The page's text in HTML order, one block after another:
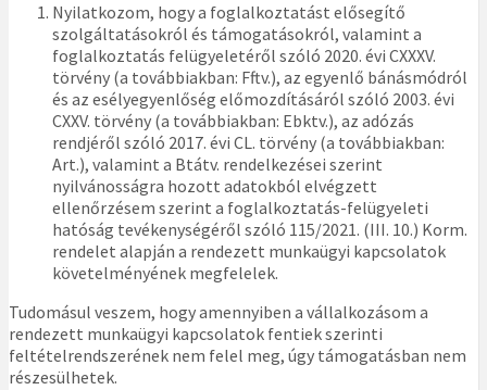
Nyilatkozom, hogy a foglalkoztatást elősegítő
szolgáltatásokról és támogatásokról, valamint a
foglalkoztatás felügyeletéről szóló 2020. évi CXXXV.
törvény (a továbbiakban: Fftv.), az egyenlő bánásmódról
és az esélyegyenlőség előmozdításáról szóló 2003. évi
CXXV. törvény (a továbbiakban: Ebktv.), az adózás
rendjéről szóló 2017. évi CL. törvény (a továbbiakban:
Art.), valamint a Btátv. rendelkezései szerint
nyilvánosságra hozott adatokból elvégzett
ellenőrzésem szerint a foglalkoztatás-felügyeleti
hatóság tevékenységéről szóló 115/2021. (III. 10.) Korm.
rendelet alapján a rendezett munkaügyi kapcsolatok
követelményének megfelelek.
Tudomásul veszem, hogy amennyiben a vállalkozásom a
rendezett munkaügyi kapcsolatok fentiek szerinti
feltételrendszerének nem felel meg, úgy támogatásban nem
részesülhetek.